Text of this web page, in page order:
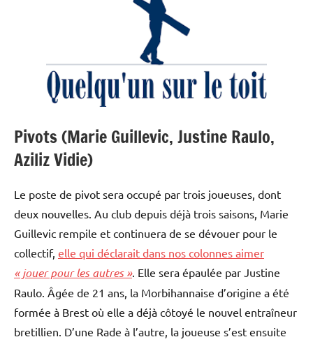
Pivots (Marie Guillevic, Justine Raulo,
Aziliz Vidie)
Le poste de pivot sera occupé par trois joueuses, dont
deux nouvelles. Au club depuis déjà trois saisons, Marie
Guillevic rempile et continuera de se dévouer pour le
collectif, elle qui déclarait dans nos colonnes aimer
« jouer pour les autres ». Elle sera épaulée par Justine
Raulo. Âgée de 21 ans, la Morbihannaise d’origine a été
formée à Brest où elle a déjà côtoyé le nouvel entraîneur
bretillien. D’une Rade à l’autre, la joueuse s’est ensuite